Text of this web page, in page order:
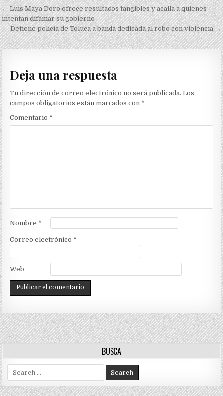
Navegación
de
entradas
← Luis Maya Doro ofrece resultados tangibles y acalla a quienes
intentan difamar su gobierno
Detiene policía de Toluca a banda dedicada al robo con violencia →
Deja una respuesta
Tu dirección de correo electrónico no será publicada. Los
campos obligatorios están marcados con *
Comentario *
Nombre *
Correo electrónico *
Web
BUSCA
Search
for: